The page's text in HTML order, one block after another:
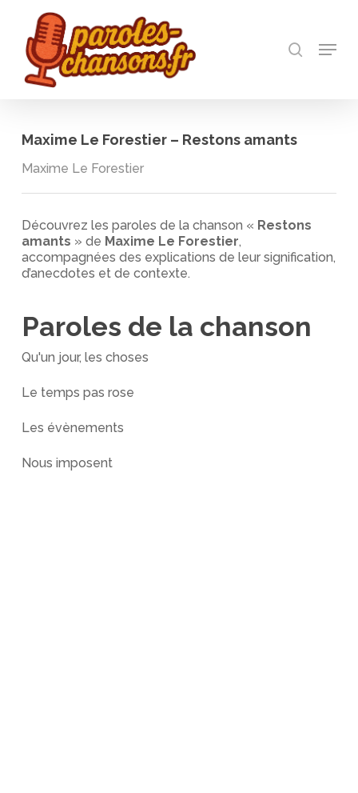
main
content
Menu
Maxime Le Forestier – Restons amants
Maxime Le Forestier
Découvrez les paroles de la chanson « Restons
amants » de Maxime Le Forestier,
accompagnées des explications de leur signification,
d’anecdotes et de contexte.
Paroles de la chanson
Qu'un jour, les choses
Le temps pas rose
Les évènements
Nous imposent
Close